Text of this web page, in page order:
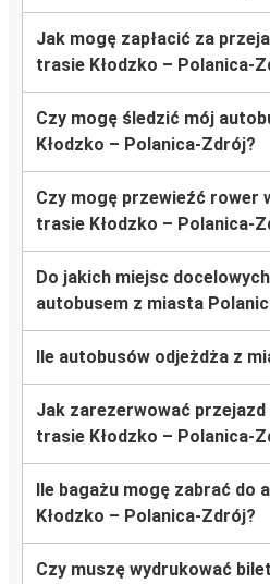
Jak mogę zapłacić za
trasie Kłodzko – Polanica-
Czy mogę śledzić mój
Kłodzko – Polanica-Zdrój?
Czy mogę przewieźć rower
trasie Kłodzko – Polanica-
Do jakich miejsc
autobusem z miasta
Ile autobusów odjeżdża z
Jak zarezerwować
trasie Kłodzko – Polanica-
Ile bagażu mogę zabrać do
Kłodzko – Polanica-Zdrój?
Czy muszę wydrukować